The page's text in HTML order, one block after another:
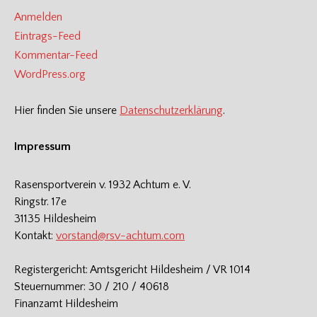
Anmelden
Eintrags-Feed
Kommentar-Feed
WordPress.org
Hier finden Sie unsere Datenschutzerklärung.
Impressum
Rasensportverein v. 1932 Achtum e. V.
Ringstr. 17e
31135 Hildesheim
Kontakt: vorstand@rsv-achtum.com
Registergericht: Amtsgericht Hildesheim / VR 1014
Steuernummer: 30 / 210 / 40618
Finanzamt Hildesheim